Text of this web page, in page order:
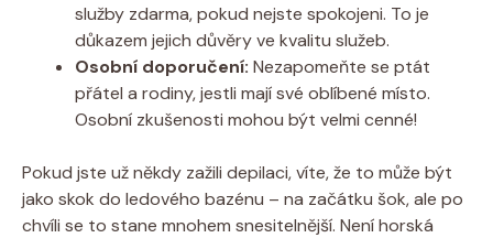
služby zdarma, pokud nejste spokojeni. To je
důkazem jejich důvěry ve kvalitu služeb.
Osobní doporučení: Nezapomeňte se ptát
přátel a rodiny, jestli mají své oblíbené místo.
Osobní zkušenosti mohou být velmi cenné!
Pokud jste už někdy zažili depilaci, víte, že to může být
jako skok do ledového bazénu – na začátku šok, ale po
chvíli se to stane mnohem snesitelnější. Není horská